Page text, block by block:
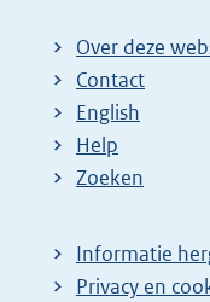
Over deze
Contact
English
Help
Zoeken
Informatie
Privacy en